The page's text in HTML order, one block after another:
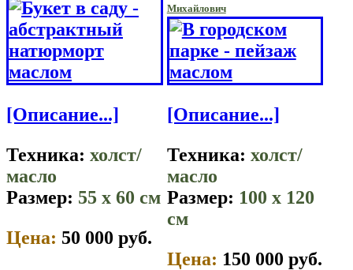
[Описание...]
Техника: холст/
масло
Размер: 55 x 60 см
Цена: 50 000 руб.
Михайлович
[Описание...]
Техника: холст/
масло
Размер: 100 x 120
см
Цена: 150 000 руб.